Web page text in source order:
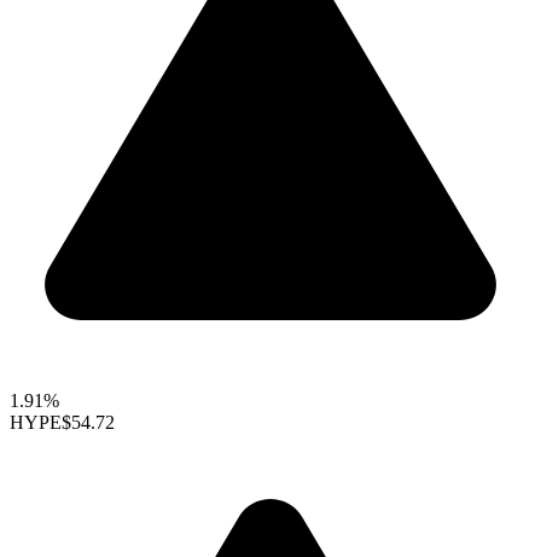
1.91%
HYPE$54.72